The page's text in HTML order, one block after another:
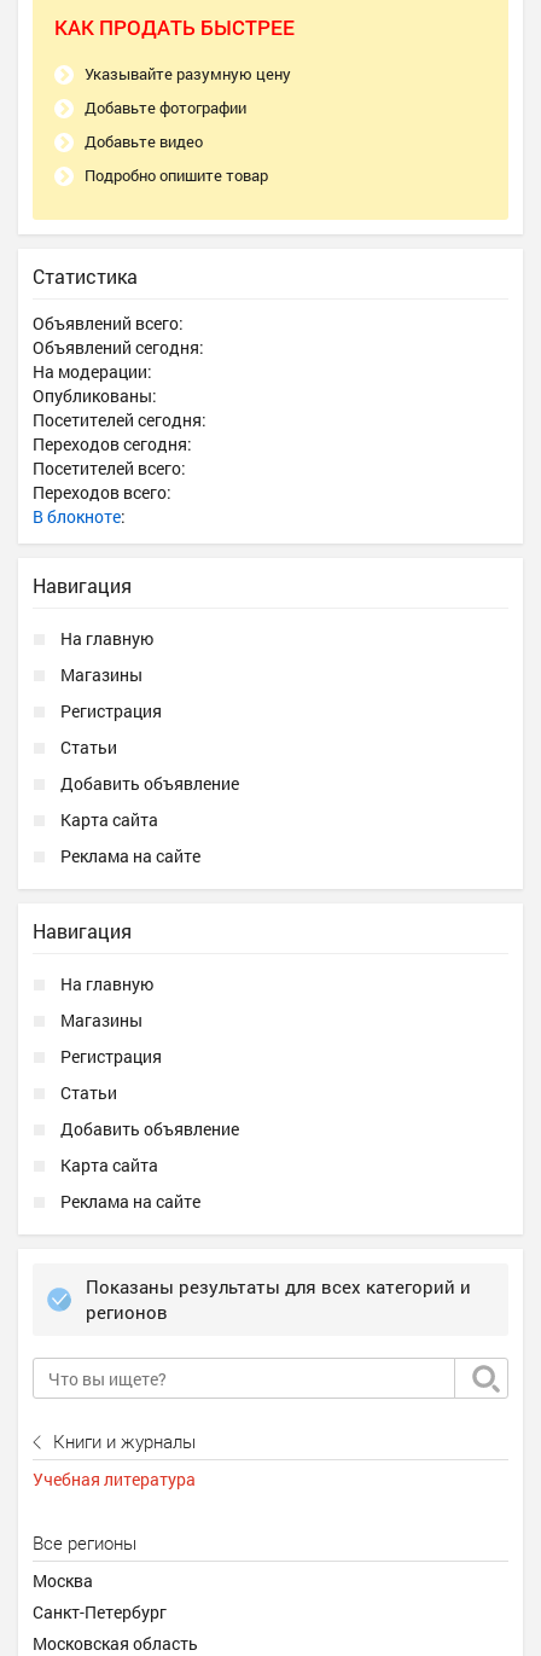
КАК ПРОДАТЬ БЫСТРЕЕ
Указывайте разумную цену
Добавьте фотографии
Добавьте видео
Подробно опишите товар
Статистика
Объявлений всего:
Объявлений сегодня:
На модерации:
Опубликованы:
Посетителей сегодня:
Переходов сегодня:
Посетителей всего:
Переходов всего:
В блокноте:
Навигация
На главную
Магазины
Регистрация
Статьи
Добавить объявление
Карта сайта
Реклама на сайте
Навигация
На главную
Магазины
Регистрация
Статьи
Добавить объявление
Карта сайта
Реклама на сайте
Показаны результаты для всех категорий и
регионов
Книги и журналы
Учебная литература
Все регионы
Москва
Санкт-Петербург
Московская область